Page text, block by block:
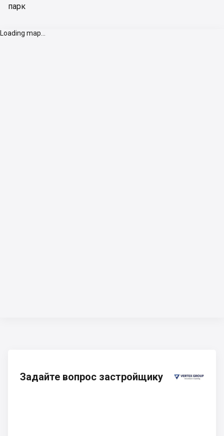
парк
Loading map...
Задайте вопрос застройщику